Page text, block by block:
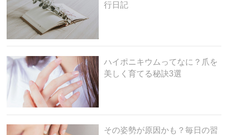
行日記
ハイポニキウムってなに？爪を
美しく育てる秘訣3選
その姿勢が原因かも？毎日の習